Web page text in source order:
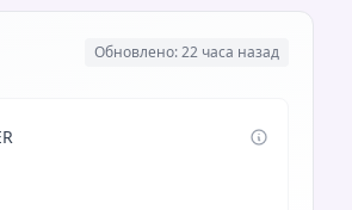
Обновлено: 22 часа назад